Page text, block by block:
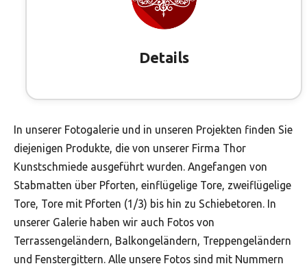
Details
In unserer Fotogalerie und in unseren Projekten finden Sie
diejenigen Produkte, die von unserer Firma Thor
Kunstschmiede ausgeführt wurden. Angefangen von
Stabmatten über Pforten, einflügelige Tore, zweiflügelige
Tore, Tore mit Pforten (1/3) bis hin zu Schiebetoren. In
unserer Galerie haben wir auch Fotos von
Terrassengeländern, Balkongeländern, Treppengeländern
und Fenstergittern. Alle unsere Fotos sind mit Nummern